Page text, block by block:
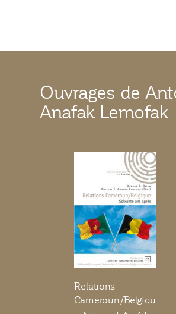
Ouvrages de
Anafak Lemofak
Relations
Cameroun/Belgique,